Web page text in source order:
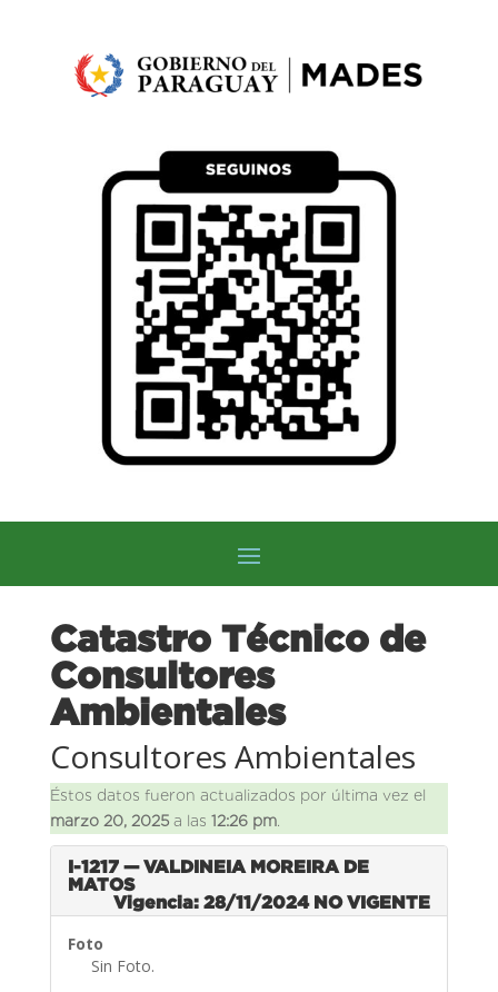
Catastro Técnico de
Consultores
Ambientales
Consultores Ambientales
Éstos datos fueron actualizados por última vez el
marzo 20, 2025a las 12:26 pm.
I-1217 — VALDINEIA MOREIRA DE
MATOS
Vigencia: 28/11/2024 NO VIGENTE
Foto
Sin Foto.